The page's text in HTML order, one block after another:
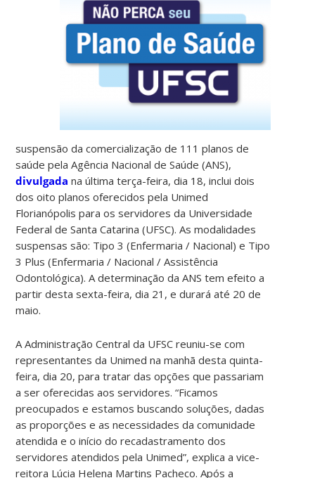
suspensão da comercialização de 111 planos de
saúde pela Agência Nacional de Saúde (ANS),
divulgada na última terça-feira, dia 18, inclui dois
dos oito planos oferecidos pela Unimed
Florianópolis para os servidores da Universidade
Federal de Santa Catarina (UFSC). As modalidades
suspensas são: Tipo 3 (Enfermaria / Nacional) e Tipo
3 Plus (Enfermaria / Nacional / Assistência
Odontológica). A determinação da ANS tem efeito a
partir desta sexta-feira, dia 21, e durará até 20 de
maio.
A Administração Central da UFSC reuniu-se com
representantes da Unimed na manhã desta quinta-
feira, dia 20, para tratar das opções que passariam
a ser oferecidas aos servidores. “Ficamos
preocupados e estamos buscando soluções, dadas
as proporções e as necessidades da comunidade
atendida e o início do recadastramento dos
servidores atendidos pela Unimed”, explica a vice-
reitora Lúcia Helena Martins Pacheco. Após a